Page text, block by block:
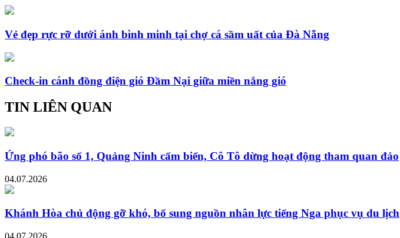
Vẻ đẹp rực rỡ dưới ánh bình minh tại chợ cá sầm uất của Đà Nẵng
Check-in cánh đồng điện gió Đầm Nại giữa miền nắng gió
TIN LIÊN QUAN
Ứng phó bão số 1, Quảng Ninh cấm biển, Cô Tô dừng hoạt động tham quan đảo
04.07.2026
Khánh Hòa chủ động gỡ khó, bổ sung nguồn nhân lực tiếng Nga phục vụ du lịch